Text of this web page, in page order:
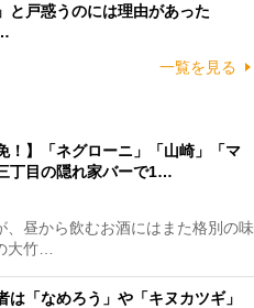
と戸惑うのには理由があった
一覧を見る
！】「ネグローニ」「山崎」「マ
丁目の隠れ家バーで1…
昼から飲むお酒にはまた格別の味
大竹…
は「なめろう」や「キヌカツギ」